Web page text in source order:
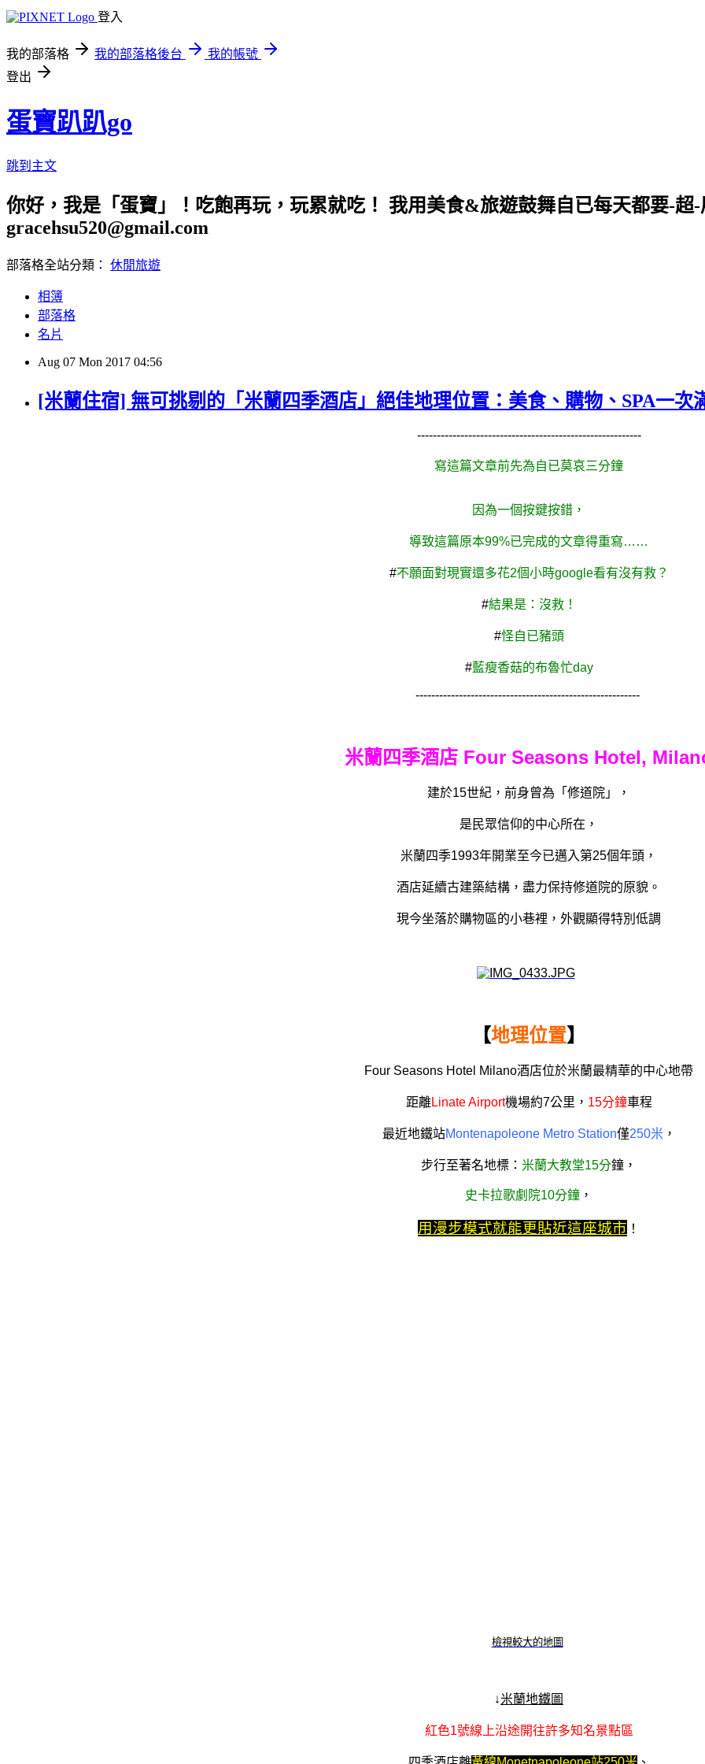
登入
我的部落格 我的部落格後台
我的帳號
登出
蛋寶趴趴go
跳到主文
你好，我是「蛋寶」！吃飽再玩，玩累就吃！ 我用美食&旅遊鼓舞自已每天都要-超
gracehsu520@gmail.com
部落格全站分類： 休閒旅遊
相簿
部落格
名片
Aug 07 Mon 2017 04:56
[米蘭住宿] 無可挑剔的「米蘭四季酒店」絕佳地理位置：美食、購物、SPA一次
---------------------------------------------------------
寫這篇文章前先為自已莫哀三分鐘
因為一個按鍵按錯，
導致這篇原本99%已完成的文章得重寫……
#不願面對現實還多花2個小時google看有沒有救？
#結果是：沒救！
#怪自已豬頭
#藍瘦香菇的布魯忙day
---------------------------------------------------------
米蘭四季酒店 Four Seasons Hotel,
建於15世紀，前身曾為「修道院」，
是民眾信仰的中心所在，
米蘭四季1993年開業至今已邁入第25個年頭，
酒店延續古建築結構，盡力保持修道院的原貌。
現今坐落於購物區的小巷裡，外觀顯得特別低調
【地理位置】
Four Seasons Hotel Milano酒店位於米蘭最精華的中心地帶
距離Linate Airport機場約7公里， 15分鐘車程
最近地鐵站Montenapoleone Metro Station僅250米 ，
步行至著名地標： 米蘭大教堂15分鐘，
史卡拉歌劇院10分鐘 ，
用漫步模式就能更貼近這座城市 ！
檢視較大的地圖
↓米蘭地鐵圖
紅色1號線上沿途開往許多知名景點區